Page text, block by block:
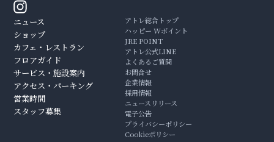
ニュース
ショップ
カフェ・レストラン
フロアガイド
サービス・施設案内
アクセス・パーキング
営業時間
スタッフ募集
アトレ総合トップ
ハッピー Wポイント
JRE POINT
アトレ公式LINE
よくあるご質問
お問合せ
企業情報
採用情報
ニュースリリース
電子公告
プライバシーポリシー
Cookieポリシー